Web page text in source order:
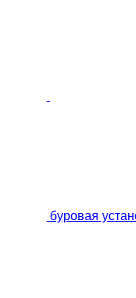
буровая